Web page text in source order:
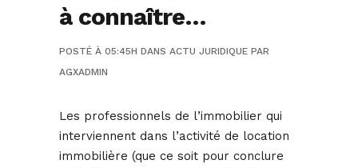
à connaître…
POSTÉ À 05:45H DANS ACTU JURIDIQUE PAR
AGXADMIN
Les professionnels de l’immobilier qui
interviennent dans l’activité de location
immobilière (que ce soit pour conclure